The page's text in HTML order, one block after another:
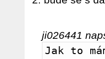
ji026441
Jak to